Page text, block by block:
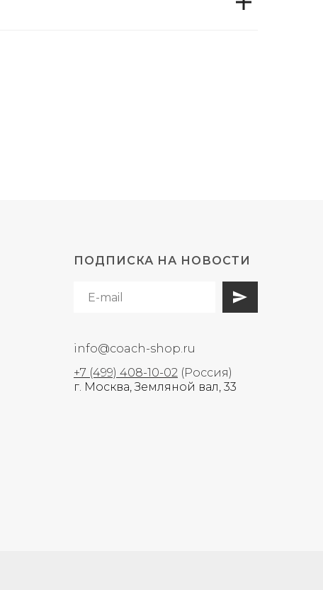
ПОДПИСКА НА НОВОСТИ
info@coach-shop.ru
+7 (499) 408-10-02 (Россия)
г. Москва, Земляной вал, 33